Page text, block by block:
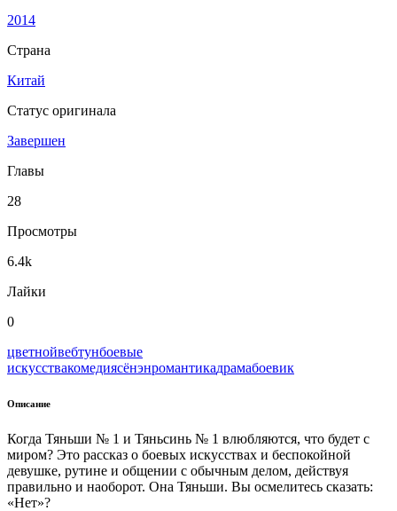
2014
Страна
Китай
Статус оригинала
Завершен
Главы
28
Просмотры
6.4k
Лайки
0
цветнойвeбтунбоевые
искусствакомедиясёнэнромантикадрамабоевик
Описание
Когда Тяньши № 1 и Тяньсинь № 1 влюбляются, что будет с
миром? Это рассказ о боевых искусствах и беспокойной
девушке, рутине и общении с обычным делом, действуя
правильно и наоборот. Она Тяньши. Вы осмелитесь сказать:
«Нет»?